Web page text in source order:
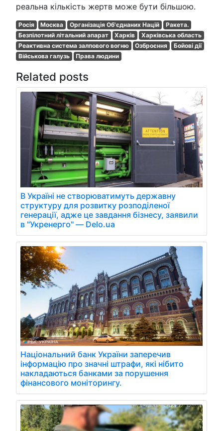
реальна кількість жертв може бути більшою.
Росія Москва Організація Об'єднаних Націй
Ракета.
Безпілотний літальний апарат
Харків
Харківська область
Реактивна система залпового вогню
Озброєння
Бойові дії
Військова галузь
Права людини
Related posts
В Україні не створюватимуть державну
структуру для розвитку розподіленої
генерації, адже це завдання бізнесу, заявили
в "Укренерго" — Delo.ua
Національний банк України заперечив
інформацію про значні штрафи, які нібито
накладаються банками за порушення
фінансового моніторингу.